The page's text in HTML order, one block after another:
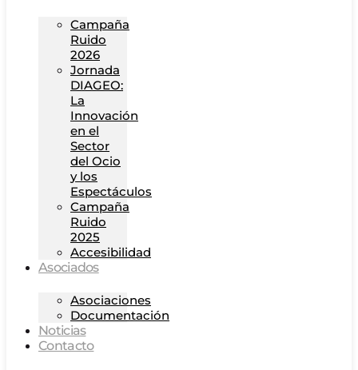
Campaña
Ruido
2026
Jornada
DIAGEO:
La
Innovación
en el
Sector
del Ocio
y los
Espectáculos
Campaña
Ruido
2025
Accesibilidad
Asociados
Asociaciones
Documentación
Noticias
Contacto